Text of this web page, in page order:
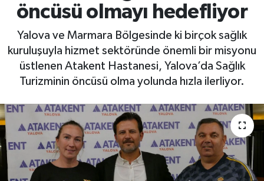
öncüsü olmayı hedefliyor
Yalova ve Marmara Bölgesinde ki birçok sağlık
kuruluşuyla hizmet sektöründe önemli bir misyonu
üstlenen Atakent Hastanesi, Yalova’da Sağlık
Turizminin öncüsü olma yolunda hızla ilerliyor.
Yaşam